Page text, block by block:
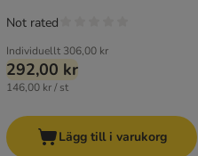
Individuellt 306,00 kr
292,00 kr
146,00 kr / st
Not rated
Lägg till i varukorg